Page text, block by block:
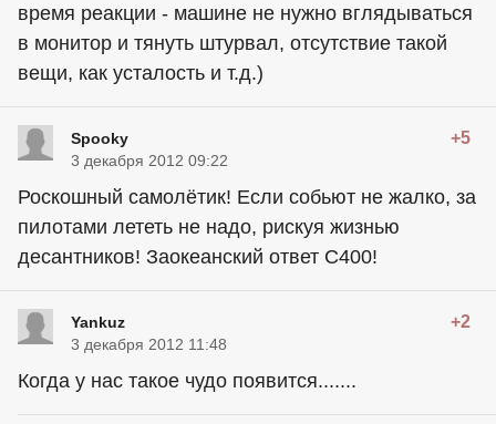
время реакции - машине не нужно вглядываться
в монитор и тянуть штурвал, отсутствие такой
вещи, как усталость и т.д.)
Spooky +5
3 декабря 2012 09:22
Роскошный самолётик! Если собьют не жалко, за
пилотами лететь не надо, рискуя жизнью
десантников! Заокеанский ответ С400!
Yankuz +2
3 декабря 2012 11:48
Когда у нас такое чудо появится.......